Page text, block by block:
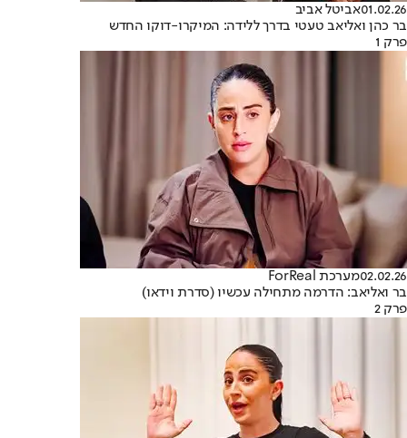
01.02.26אביטל אביב
בר כהן ואליאב טעטי בדרך ללידה: המיקרו-דוקו החדש
פרק 1
02.02.26מערכת ForReal
בר ואליאב: הדרמה מתחילה עכשיו (סדרת וידאו)
פרק 2